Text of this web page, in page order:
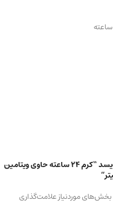
اولین کسی باشید که دیدگاهی می نویسد “کرم ۲۴ ساعته حاوی ویتامین
بخش‌های موردنیاز علامت‌گذاری